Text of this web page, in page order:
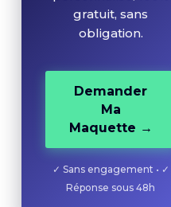
gratuit, sans
obligation.
Demander
Ma
Maquette →
✓ Sans engagement • ✓
Réponse sous 48h
✓ Sans engagement • ✓
💬 Une
Question ?
Nos experts en